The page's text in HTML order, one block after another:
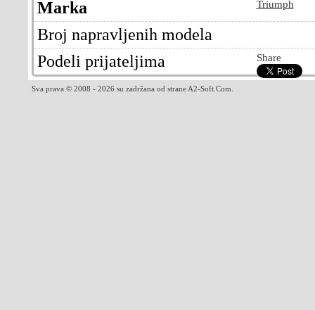
Triumph
Marka
Broj napravljenih modela
Share
Podeli prijateljima
Sva prava © 2008 - 2026 su zadržana od strane A2-Soft.Com.